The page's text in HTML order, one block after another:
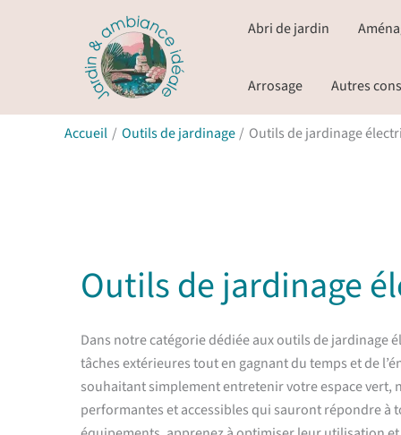
Abri de jardin
Arrosage Autres
Accueil Outils de jardinage Outils de jardinage
Outils de jardinage
Dans notre catégorie dédiée aux outils de jardinage
tâches extérieures tout en gagnant du temps et de
souhaitant simplement entretenir votre espace vert,
performantes et accessibles qui sauront répondre à